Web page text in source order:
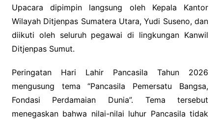
Upacara dipimpin langsung oleh Kepala Kantor
Wilayah Ditjenpas Sumatera Utara, Yudi Suseno, dan
diikuti oleh seluruh pegawai di lingkungan Kanwil
Ditjenpas Sumut.
Peringatan Hari Lahir Pancasila Tahun 2026
mengusung tema “Pancasila Pemersatu Bangsa,
Fondasi Perdamaian Dunia”. Tema tersebut
menegaskan bahwa nilai-nilai luhur Pancasila tidak